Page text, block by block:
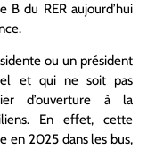
du RER aujourd’hui
ou un président
et qui ne soit pas
d’ouverture à la
En effet, cette
en 2025 dans les bus,